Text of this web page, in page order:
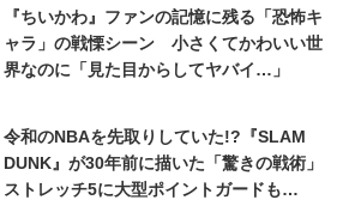
『ちいかわ』ファンの記憶に残る「恐怖キ
ャラ」の戦慄シーン 小さくてかわいい世
界なのに「見た目からしてヤバイ…」
令和のNBAを先取りしていた!?『SLAM
DUNK』が30年前に描いた「驚きの戦術」
ストレッチ5に大型ポイントガードも…